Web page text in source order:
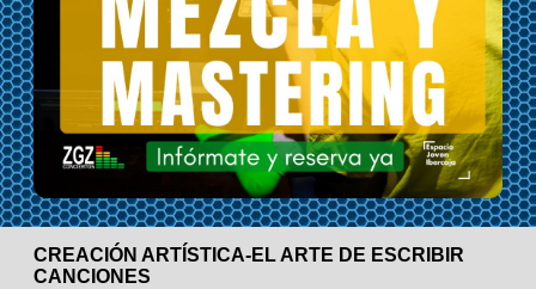
CREACIÓN ARTÍSTICA-EL ARTE DE ESCRIBIR
CANCIONES